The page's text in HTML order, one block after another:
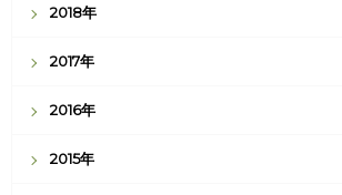
2018年
2017年
2016年
2015年